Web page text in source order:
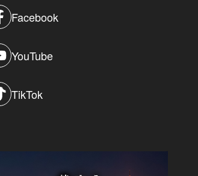
Facebook
YouTube
TikTok